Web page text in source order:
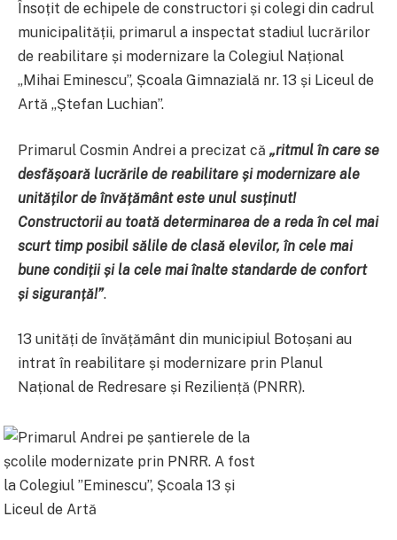
Însoțit de echipele de constructori și colegi din cadrul
municipalității, primarul a inspectat stadiul lucrărilor
de reabilitare și modernizare la Colegiul Național
„Mihai Eminescu”, Școala Gimnazială nr. 13 și Liceul de
Artă „Ștefan Luchian”.
Primarul Cosmin Andrei a precizat că „ritmul în care se
desfășoară lucrările de reabilitare și modernizare ale
unităților de învățământ este unul susținut!
Constructorii au toată determinarea de a reda în cel mai
scurt timp posibil sălile de clasă elevilor, în cele mai
bune condiții și la cele mai înalte standarde de confort
și siguranță!”.
13 unități de învățământ din municipiul Botoșani au
intrat în reabilitare și modernizare prin Planul
Național de Redresare și Reziliență (PNRR).